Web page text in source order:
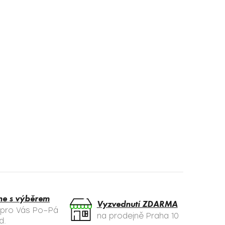
s výběrem
Vás Po–Pá
Vyzvednutí ZDARMA
na prodejně Praha 10